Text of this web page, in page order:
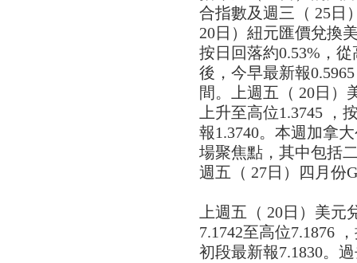
合指數及週三（ 25日
20日）紐元匯價兌換
按日回落約0.53%，從
後，今早最新報
間。上週五（ 20日）
上升至高位1.3745 ，
報1.3740。本週加拿
場聚焦點，其中包括
週五（ 27日）四月份
上週五（ 20日）美
7.1742至高位7.1876
初段最新報7.1830。